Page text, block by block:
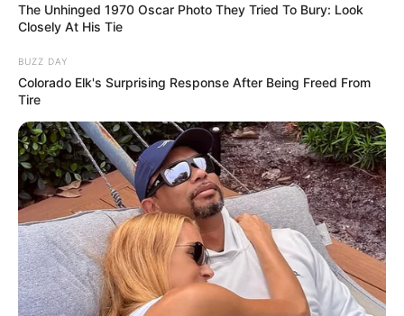
Facebook Twitter Google+
Tagi: Adolescence Dojrzewanie Jack Thorne
Netflix
nowy serial
Netflx Owen Cooper Seriale
seriale
Netflix
Stephen Graham
The Unhinged 1970 Oscar Photo They Tried To Bury: Look
Closely At His Tie
BUZZ DAY
Colorado Elk's Surprising Response After Being Freed From
Tire